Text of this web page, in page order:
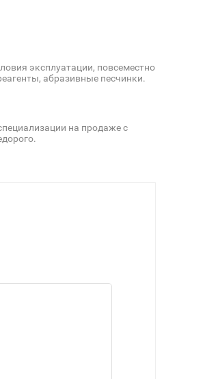
эксплуатации, повсеместно
абразивные песчинки.
на продаже с